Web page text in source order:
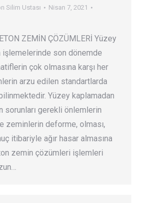
Silim Ustası
Nisan 7, 2021
ZEMİN ÇÖZÜMLERİ Yüzey
işlemelerinde son dönemde
çok olmasına karşı her
arzu edilen standartlarda
Yüzey kaplamadan
sorunları gerekli önlemlerin
zeminlerin deforme, olması,
itibariyle ağır hasar almasına
zemin çözümleri işlemleri